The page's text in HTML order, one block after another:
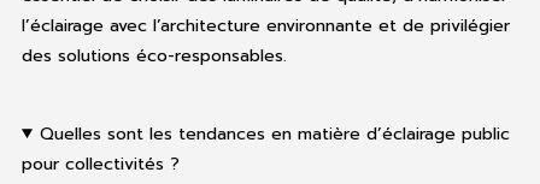
l’éclairage avec l’architecture environnante et de privilégier
des solutions éco-responsables.
Quelles sont les tendances en matière d’éclairage public
pour collectivités ?